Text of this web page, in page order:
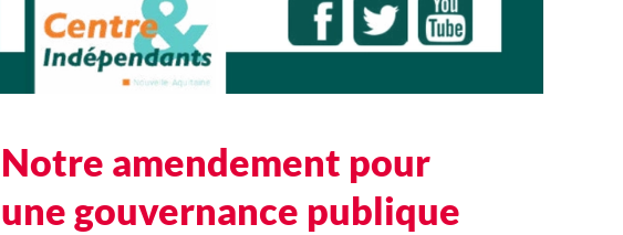
Notre amendement pour
une gouvernance publique